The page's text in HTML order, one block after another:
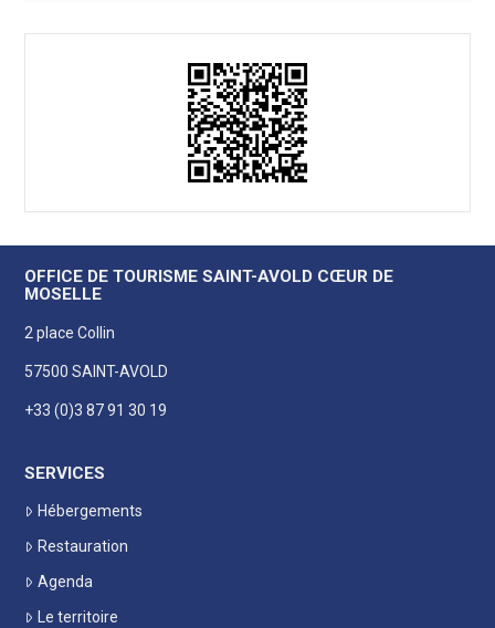
OFFICE DE TOURISME SAINT-AVOLD CŒUR DE
MOSELLE
2 place Collin
57500 SAINT-AVOLD
+33 (0)3 87 91 30 19
SERVICES
Hébergements
Restauration
Agenda
Le territoire